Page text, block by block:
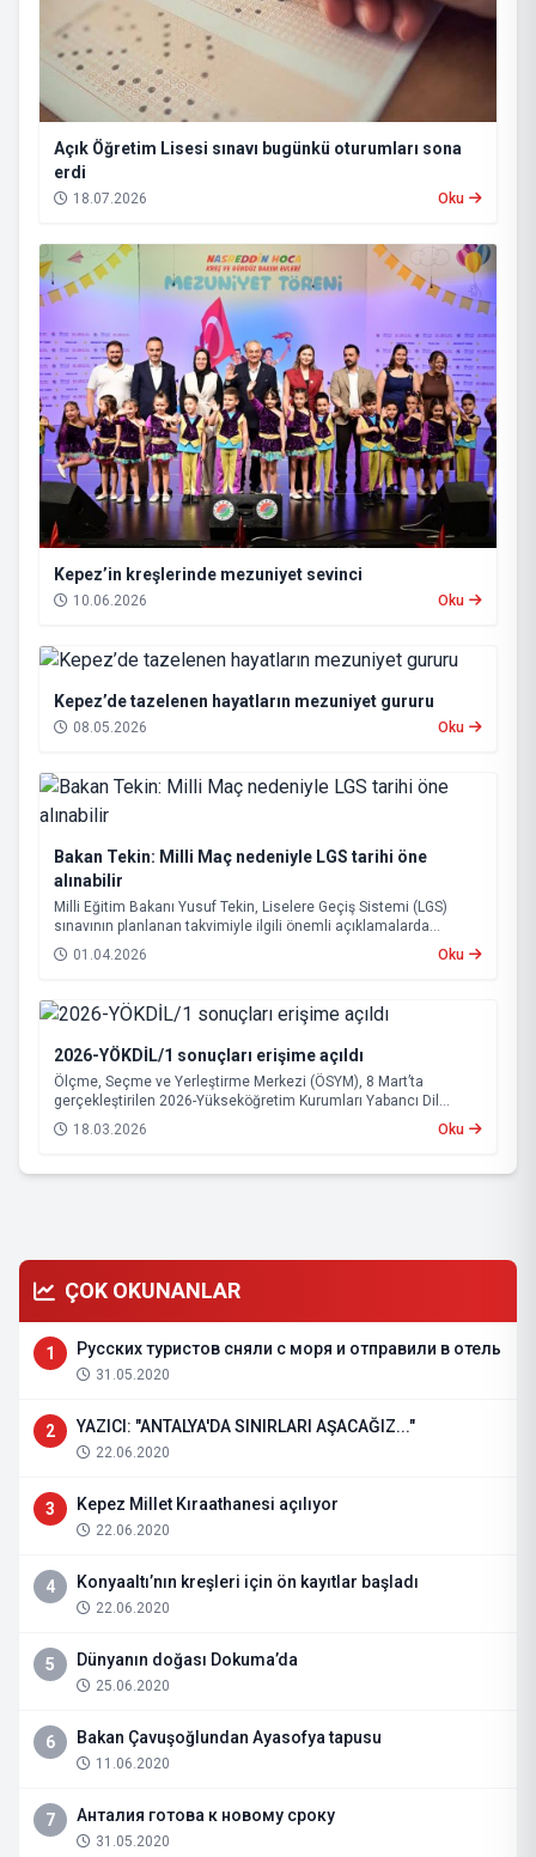
Açık Öğretim Lisesi sınavı bugünkü oturumları sona
erdi
18.07.2026 Oku
Kepez’in kreşlerinde mezuniyet sevinci
10.06.2026 Oku
Kepez’de tazelenen hayatların mezuniyet gururu
08.05.2026 Oku
Bakan Tekin: Milli Maç nedeniyle LGS tarihi öne
alınabilir
Milli Eğitim Bakanı Yusuf Tekin, Liselere Geçiş Sistemi (LGS)
sınavının planlanan takvimiyle ilgili önemli açıklamalarda
bulundu.
01.04.2026 Oku
2026-YÖKDİL/1 sonuçları erişime açıldı
Ölçme, Seçme ve Yerleştirme Merkezi (ÖSYM), 8 Mart’ta
gerçekleştirilen 2026-Yükseköğretim Kurumları Yabancı Dil
Sınavı’nın (2026-YÖKDİL/1) sonuçlarını duyurdu.
18.03.2026 Oku
ÇOK OKUNANLAR
1 Русских туристов сняли с моря и отправили в отель
31.05.2020
2 YAZICI: "ANTALYA'DA SINIRLARI AŞACAĞIZ..."
22.06.2020
3 Kepez Millet Kıraathanesi açılıyor
22.06.2020
4 Konyaaltı’nın kreşleri için ön kayıtlar başladı
22.06.2020
5 Dünyanın doğası Dokuma’da
25.06.2020
6 Bakan Çavuşoğlundan Ayasofya tapusu
11.06.2020
7 Анталия готова к новому сроку
31.05.2020